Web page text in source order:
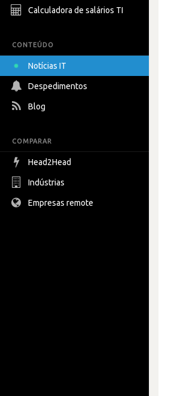
Calculadora de salários TI
CONTEÚDO
Notícias IT
Despedimentos
Blog
COMPARAR
Head2Head
Indústrias
Empresas remote